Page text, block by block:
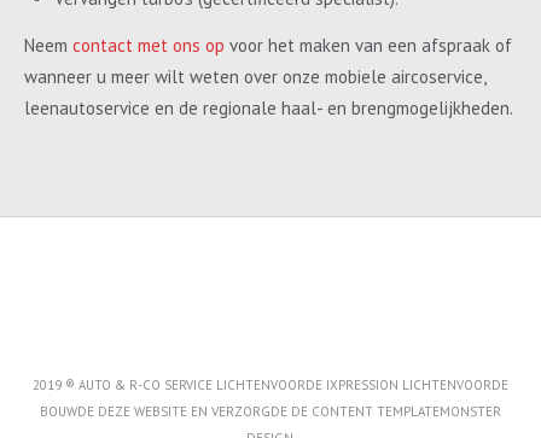
Neem contact met ons op voor het maken van een afspraak of
wanneer u meer wilt weten over onze mobiele aircoservice,
leenautoservice en de regionale haal- en brengmogelijkheden.
2019 ® AUTO & R-CO SERVICE LICHTENVOORDE IXPRESSION LICHTENVOORDE
BOUWDE DEZE WEBSITE EN VERZORGDE DE CONTENT TEMPLATEMONSTER